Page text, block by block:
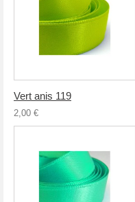
Vert anis 119
2,00 €